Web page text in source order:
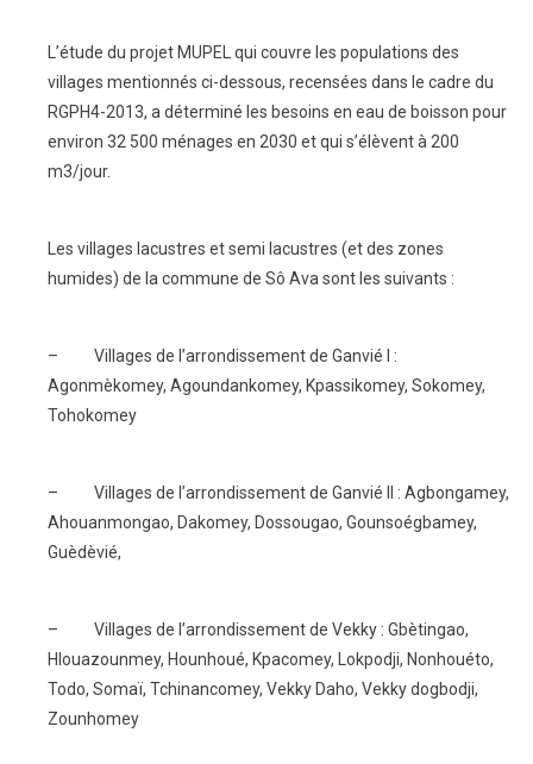
L’étude du projet MUPEL qui couvre les populations des
villages mentionnés ci-dessous, recensées dans le cadre du
RGPH4-2013, a déterminé les besoins en eau de boisson pour
environ 32 500 ménages en 2030 et qui s’élèvent à 200
m3/jour.
Les villages lacustres et semi lacustres (et des zones
humides) de la commune de Sô Ava sont les suivants :
– Villages de l’arrondissement de Ganvié I :
Agonmèkomey, Agoundankomey, Kpassikomey, Sokomey,
Tohokomey
– Villages de l’arrondissement de Ganvié II : Agbongamey,
Ahouanmongao, Dakomey, Dossougao, Gounsoégbamey,
Guèdèvié,
– Villages de l’arrondissement de Vekky : Gbètingao,
Hlouazounmey, Hounhoué, Kpacomey, Lokpodji, Nonhouéto,
Todo, Somaï, Tchinancomey, Vekky Daho, Vekky dogbodji,
Zounhomey